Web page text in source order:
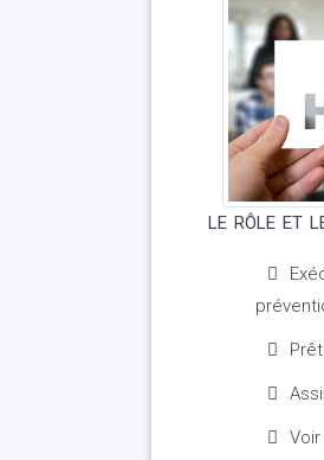
LE RÔLE ET